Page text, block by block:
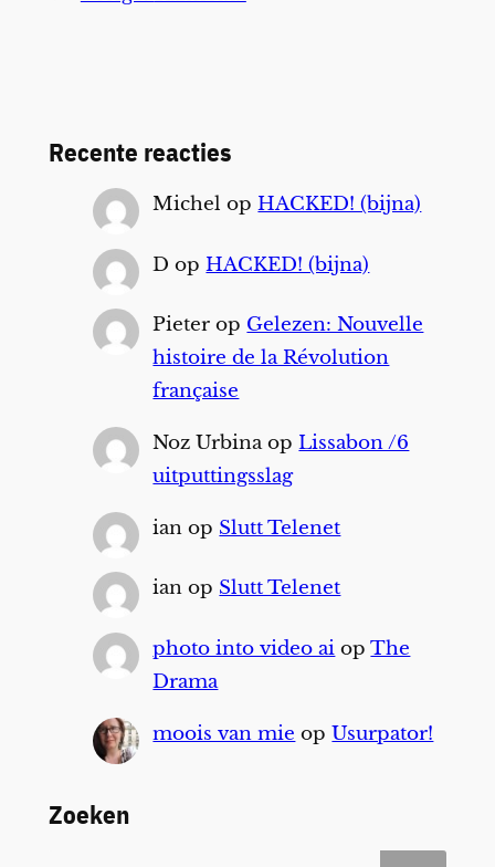
Recente reacties
Michel opHACKED! (bijna)
D opHACKED! (bijna)
Pieter op Gelezen: Nouvelle
histoire de la Révolution
française
Noz UrbinaopLissabon /6
uitputtingsslag
ian op Slutt Telenet
ian op Slutt Telenet
photo into video ai opThe
Drama
moois van mie opUsurpator!
Zoeken